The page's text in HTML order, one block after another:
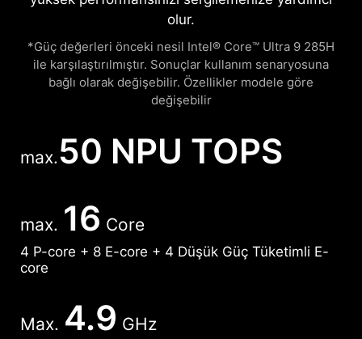
olur.
*Güç değerleri önceki nesil Intel® Core™ Ultra 9 285H
ile karşılaştırılmıştır. Sonuçlar kullanım senaryosuna
bağlı olarak değişebilir. Özellikler modele göre
değişebilir
max.50 NPU TOPS
max. 16 Core
4 P-core + 8 E-core + 4 Düşük Güç Tüketimli E-
core
Max. 4.9 GHz